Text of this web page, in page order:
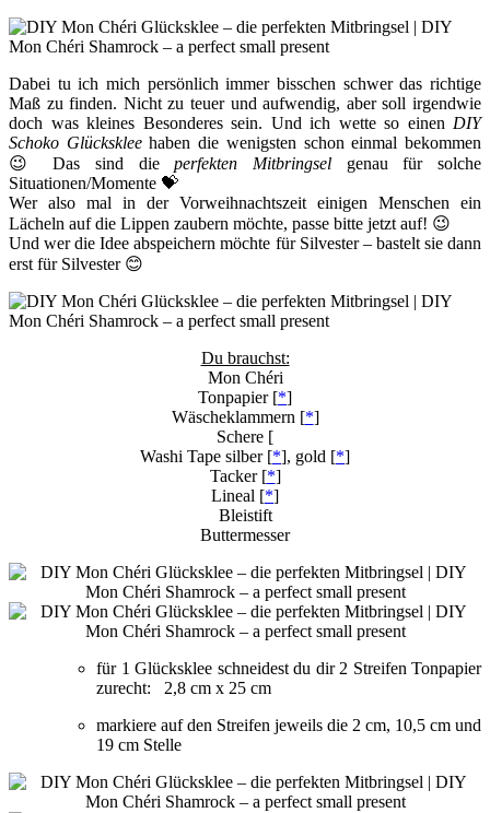
Dabei tu ich mich persönlich immer bisschen schwer das richtige
Maß zu finden. Nicht zu teuer und aufwendig, aber soll irgendwie
doch was kleines Besonderes sein. Und ich wette so einen DIY
Schoko Glückskleehaben die wenigsten schon einmal bekommen
😉 Das sind dieperfekten Mitbringsel genau für solche
Situationen/Momente 💝
Wer also mal in der Vorweihnachtszeit einigen Menschen ein
Lächeln auf die Lippen zaubern möchte, passe bitte jetzt auf! 😉
Und wer die Idee abspeichern möchte für Silvester – bastelt sie dann
erst für Silvester 😊
Du brauchst:
Mon Chéri
Tonpapier [*]
Wäscheklammern [*]
Schere [
Washi Tape silber [*], gold [*]
Tacker [*]
Lineal [*]
Bleistift
Buttermesser
für 1 Glücksklee schneidest du dir 2 Streifen Tonpapier
zurecht: 2,8 cm x 25 cm
markiere auf den Streifen jeweils die 2 cm, 10,5 cm und
19 cm Stelle